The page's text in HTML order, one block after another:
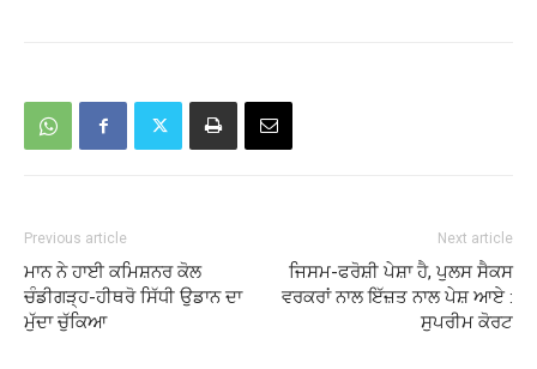
Previous article
ਮਾਨ ਨੇ ਹਾਈ ਕਮਿਸ਼ਨਰ ਕੋਲ
ਚੰਡੀਗੜ੍ਹ-ਹੀਥਰੋ ਸਿੱਧੀ ਉਡਾਨ ਦਾ
ਮੁੱਦਾ ਚੁੱਕਿਆ
Next article
ਜਿਸਮ-ਫਰੋਸ਼ੀ ਪੇਸ਼ਾ ਹੈ, ਪੁਲਸ ਸੈਕਸ
ਵਰਕਰਾਂ ਨਾਲ ਇੱਜ਼ਤ ਨਾਲ ਪੇਸ਼ ਆਏ :
ਸੁਪਰੀਮ ਕੋਰਟ